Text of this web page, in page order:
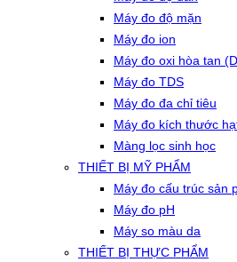
Máy đo độ mặn
Máy đo ion
Máy đo oxi hòa tan
Máy đo TDS
Máy đo đa chỉ tiêu
Máy đo kích thước
Màng lọc sinh học
THIẾT BỊ MỸ PHẨM
Máy đo cấu trúc sản
Máy đo pH
Máy so màu da
THIẾT BỊ THỰC PHẨM